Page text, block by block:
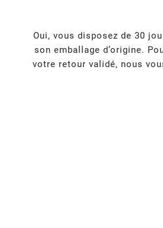
Oui, vous disposez de 30
son emballage d’origine.
votre retour validé, nous